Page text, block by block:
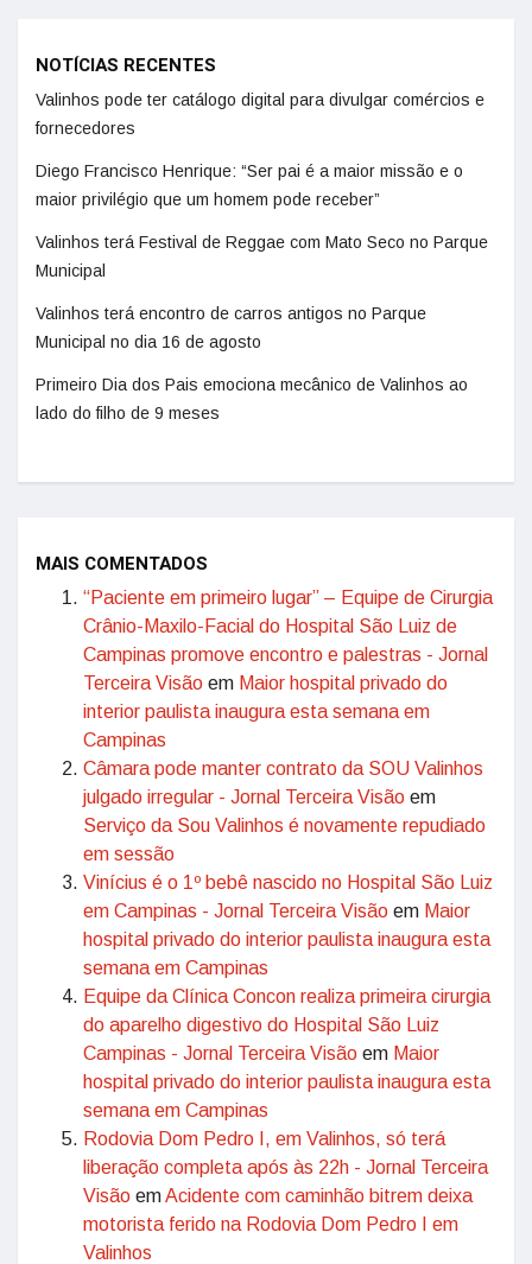
NOTÍCIAS RECENTES
Valinhos pode ter catálogo digital para divulgar comércios e
fornecedores
Diego Francisco Henrique: “Ser pai é a maior missão e o
maior privilégio que um homem pode receber”
Valinhos terá Festival de Reggae com Mato Seco no Parque
Municipal
Valinhos terá encontro de carros antigos no Parque
Municipal no dia 16 de agosto
Primeiro Dia dos Pais emociona mecânico de Valinhos ao
lado do filho de 9 meses
MAIS COMENTADOS
“Paciente em primeiro lugar” – Equipe de Cirurgia
Crânio-Maxilo-Facial do Hospital São Luiz de
Campinas promove encontro e palestras - Jornal
Terceira Visão em Maior hospital privado do
interior paulista inaugura esta semana em
Campinas
Câmara pode manter contrato da SOU Valinhos
julgado irregular - Jornal Terceira Visão em
Serviço da Sou Valinhos é novamente repudiado
em sessão
Vinícius é o 1º bebê nascido no Hospital São Luiz
em Campinas - Jornal Terceira Visão em Maior
hospital privado do interior paulista inaugura esta
semana em Campinas
Equipe da Clínica Concon realiza primeira cirurgia
do aparelho digestivo do Hospital São Luiz
Campinas - Jornal Terceira Visão em Maior
hospital privado do interior paulista inaugura esta
semana em Campinas
Rodovia Dom Pedro I, em Valinhos, só terá
liberação completa após às 22h - Jornal Terceira
Visão emAcidente com caminhão bitrem deixa
motorista ferido na Rodovia Dom Pedro I em
Valinhos